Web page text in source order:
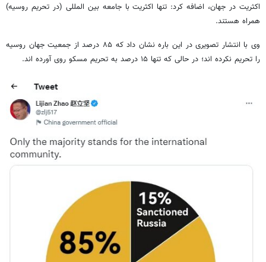
اکثریت در جهان، اضافه کرد: تنها اکثریت با جامعه بین المللی (در تحریم روسیه)
همراه هستند.
وی با انتشار تصویری در این باره نشان داد که ۸۵ درصد از جمعیت جهان روسیه
را تحریم نکرده اند؛ در حالی که تنها ۱۵ درصد به تحریم مسکو روی آورده اند.